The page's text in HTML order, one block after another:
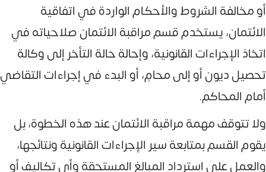
أو مخالفة الشروط والأحكام الواردة في اتفاقية
الائتمان، يستخدم قسم مراقبة الائتمان صلاحياته في
اتخاذ الإجراءات القانونية، وإحالة حالة التأخر إلى وكالة
تحصيل ديون أو إلى محامٍ، أو البدء في إجراءات التقاضي
أمام المحاكم.
ولا تتوقف مهمة مراقبة الائتمان عند هذه الخطوة، بل
يقوم القسم بمتابعة سير الإجراءات القانونية ونتائجها،
والعمل على استرداد المبالغ المستحقة وأي تكاليف أو